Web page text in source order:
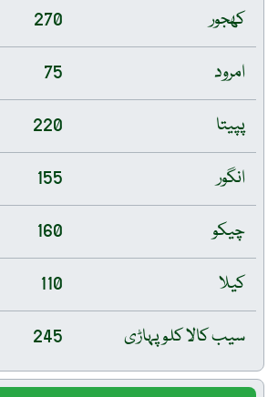
کھجور
270
امرود
75
پپیتا
220
انگور
155
چیکو
160
کیلا
110
سیب کالا کلو پہاڑی
245